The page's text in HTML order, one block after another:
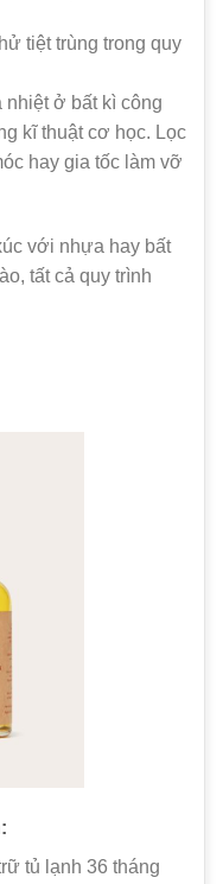
tiệt trùng trong quy
nhiệt ở bất kì công
kĩ thuật cơ học. Lọc
hay gia tốc làm vỡ
với nhựa hay bất
tất cả quy trình
tủ lạnh 36 tháng